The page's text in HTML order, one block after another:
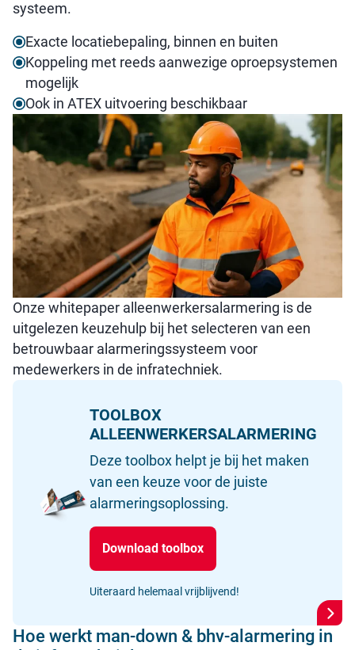
systeem.
Exacte locatiebepaling, binnen en buiten
Koppeling met reeds aanwezige oproepsystemen
mogelijk
Ook in ATEX uitvoering beschikbaar
Onze whitepaper alleenwerkersalarmering is de
uitgelezen keuzehulp bij het selecteren van een
betrouwbaar alarmeringssysteem voor
medewerkers in de infratechniek.
TOOLBOX
ALLEENWERKERSALARMERING
Deze toolbox helpt je bij het maken
van een keuze voor de juiste
alarmeringsoplossing.
Download toolbox
Uiteraard helemaal vrijblijvend!
Hoe werkt man-down & bhv-alarmering in